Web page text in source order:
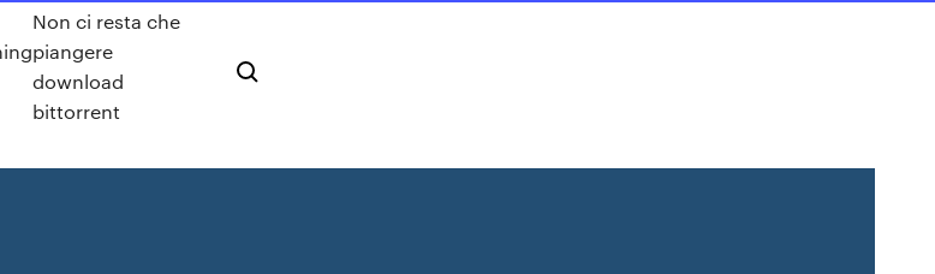
Non ci resta che
piangere
download
bittorrent